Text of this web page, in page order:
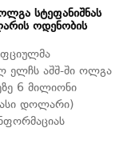
სტეფანიშნას
ოდენობის
ელჩს აშშ-ში ოლგა
6 მილიონი
დოლარი)